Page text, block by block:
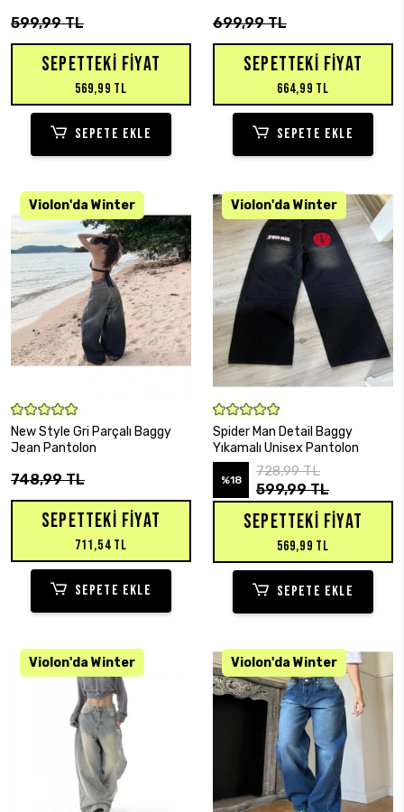
599,99 TL
SEPETTEKI FIYAT
569,99 TL
SEPETE EKLE
699,99 TL
SEPETTEKI FIYAT
664,99 TL
SEPETE EKLE
SEPETE EKLE
New Style Gri Parçalı Baggy
Jean Pantolon
748,99 TL
SEPETTEKI FIYAT
711,54 TL
SEPETE EKLE
SEPETE EKLE
Spider Man Detail Baggy
Yıkamalı Unisex Pantolon
%18
728,99 TL
599,99 TL
SEPETTEKI FIYAT
569,99 TL
SEPETE EKLE